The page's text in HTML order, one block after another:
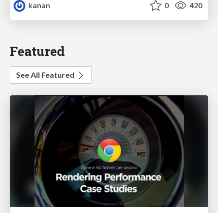
kanan
0 420
Featured
See All Featured